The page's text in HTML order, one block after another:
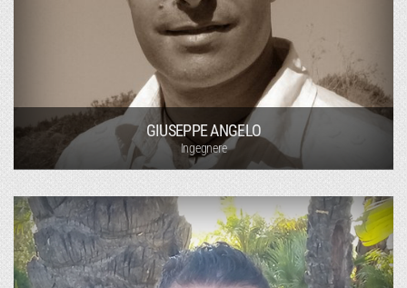
GIUSEPPE ANGELO
Ingegnere